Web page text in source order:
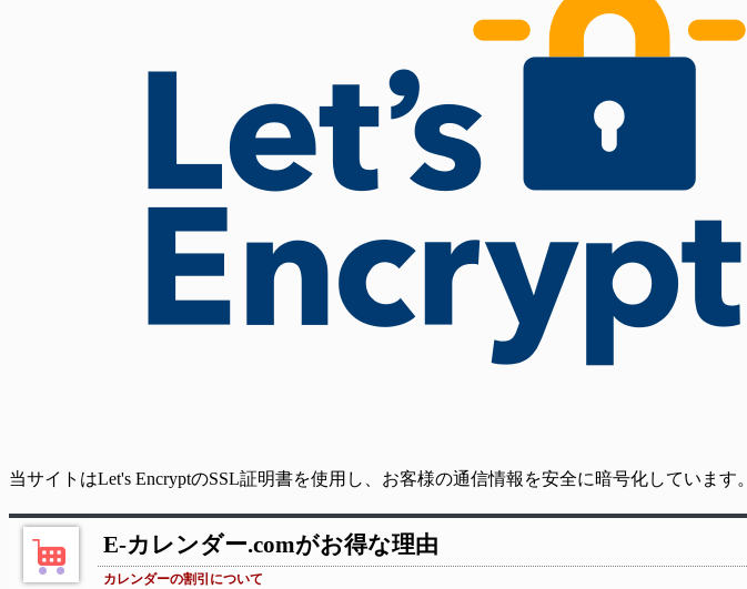
当サイトはLet's EncryptのSSL証明書を使用し、お客様の通信情報を安全に暗号化しています。
E-カレンダー.comがお得な理由
カレンダーの割引について